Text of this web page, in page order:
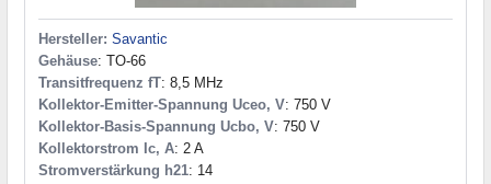
Hersteller: Savantic
Gehäuse: TO-66
Transitfrequenz fT: 8,5 MHz
Kollektor-Emitter-Spannung Uceo, V: 750 V
Kollektor-Basis-Spannung Ucbo, V: 750 V
Kollektorstrom Ic, A: 2 A
Stromverstärkung h21: 14